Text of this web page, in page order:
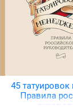
45
Правила